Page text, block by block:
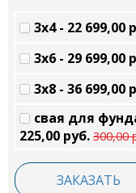
3х4 - 22 699,00
3х6 - 29 699,00
3х8 - 36 699,00
свая для
225,00 руб. 300,00
ЗАКАЗАТЬ